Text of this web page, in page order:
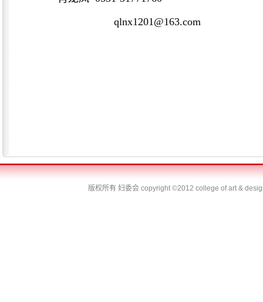
qlnx1201@163.com
版权所有 妇委会 copyright ©2012 college of art &